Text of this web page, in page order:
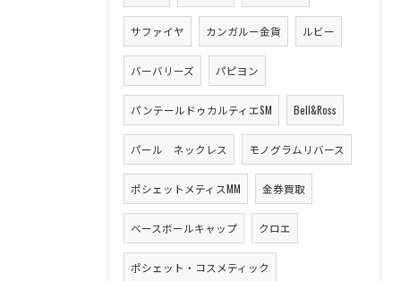
サファイヤ カンガルー金貨 ルビー
バーバリーズ パピヨン
パンテールドゥカルティエSM Bell&Ross
パール ネックレス モノグラムリバース
ポシェットメティスMM 金券買取
ベースボールキャップ クロエ
ポシェット・コスメティック